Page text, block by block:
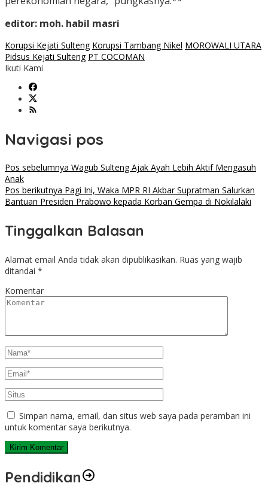
editor: moh. habil masri
Korupsi Kejati Sulteng Korupsi Tambang Nikel MOROWALI UTARA
Pidsus Kejati Sulteng PT COCOMAN
Ikuti Kami
Navigasi pos
Pos sebelumnya Wagub Sulteng Ajak Ayah Lebih Aktif Mengasuh
Anak
Pos berikutnya Pagi Ini, Waka MPR RI Akbar Supratman Salurkan
Bantuan Presiden Prabowo kepada Korban Gempa di Nokilalaki
Tinggalkan Balasan
Alamat email Anda tidak akan dipublikasikan. Ruas yang wajib
ditandai *
Komentar
Simpan nama, email, dan situs web saya pada peramban ini
untuk komentar saya berikutnya.
Pendidikan